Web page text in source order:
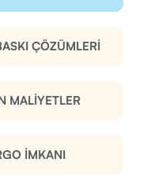
ÇÖZÜMLERI
MALIYETLER
IMKANI